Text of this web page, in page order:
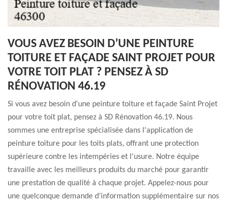
VOUS AVEZ BESOIN D’UNE PEINTURE
TOITURE ET FAÇADE SAINT PROJET POUR
VOTRE TOIT PLAT ? PENSEZ À SD
RÉNOVATION 46.19
Si vous avez besoin d'une peinture toiture et façade Saint Projet
pour votre toit plat, pensez à SD Rénovation 46.19. Nous
sommes une entreprise spécialisée dans l'application de
peinture toiture pour les toits plats, offrant une protection
supérieure contre les intempéries et l'usure. Notre équipe
travaille avec les meilleurs produits du marché pour garantir
une prestation de qualité à chaque projet. Appelez-nous pour
une quelconque demande d’information supplémentaire sur nos